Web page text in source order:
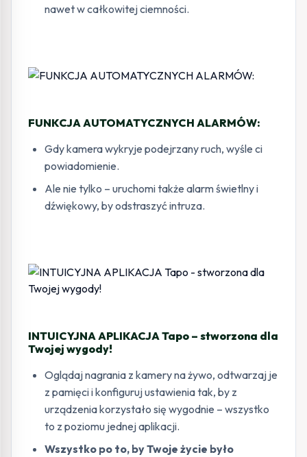
nawet w całkowitej ciemności.
FUNKCJA AUTOMATYCZNYCH ALARMÓW:
Gdy kamera wykryje podejrzany ruch, wyśle ci
powiadomienie.
Ale nie tylko – uruchomi także alarm świetlny i
dźwiękowy, by odstraszyć intruza.
INTUICYJNA APLIKACJA Tapo – stworzona dla
Twojej wygody!
Oglądaj nagrania z kamery na żywo, odtwarzaj je
z pamięci i konfiguruj ustawienia tak, by z
urządzenia korzystało się wygodnie – wszystko
to z poziomu jednej aplikacji.
Wszystko po to, by Twoje życie było